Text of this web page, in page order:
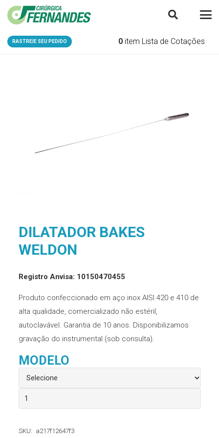
RASTREIE SEU PEDIDO 0 item Lista de Cotações
DILATADOR BAKES
WELDON
Registro Anvisa: 10150470455
Produto confeccionado em aço inox AISI 420 e 410 de
alta qualidade, comercializado não estéril,
autoclavável. Garantia de 10 anos. Disponibilizamos
gravação do instrumental (sob consulta).
MODELO
Dilatador
Bakes
quantidade
SKU: a217f12647f3